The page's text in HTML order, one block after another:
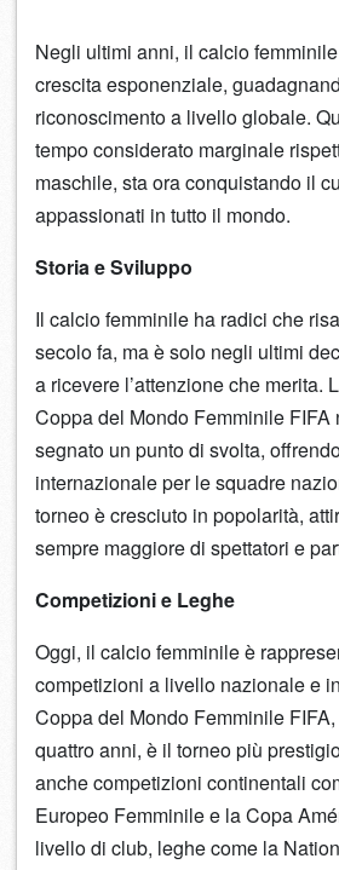
Negli ultimi anni, il calcio
crescita esponenziale,
riconoscimento a livello globale.
tempo considerato marginale
maschile, sta ora conquistando il
appassionati in tutto il mondo.
Storia e Sviluppo
Il calcio femminile ha radici che
secolo fa, ma è solo negli ultimi
a ricevere l’attenzione che merita.
Coppa del Mondo Femminile FIFA
segnato un punto di svolta,
internazionale per le squadre
torneo è cresciuto in popolarità,
sempre maggiore di spettatori e
Competizioni e Leghe
Oggi, il calcio femminile è
competizioni a livello nazionale e
Coppa del Mondo Femminile
quattro anni, è il torneo più
anche competizioni continentali
Europeo Femminile e la Copa
livello di club, leghe come la